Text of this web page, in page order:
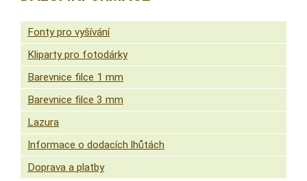
Fonty pro vyšívání
Kliparty pro fotodárky
Barevnice filce 1 mm
Barevnice filce 3 mm
Lazura
Informace o dodacích lhůtách
Doprava a platby